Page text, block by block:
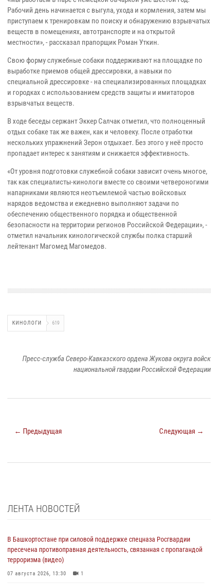
Рабочий день начинается с выгула, ухода и кормления, затем мы
приступаем к тренировкам по поиску и обнаружению взрывчатых
веществ в помещениях, автотранспорте и на открытой
местности», - рассказал прапорщик Роман Уткин.
Свою форму служебные собаки поддерживают на площадке по
выработке приемов общей дрессировки, а навыки по
специальной дрессировке - на специализированных площадках
и городках с использованием средств защиты и имитаторов
взрывчатых веществ.
В ходе беседы сержант Эккер Салчак отметил, что полноценный
отдых собаке так же важен, как и человеку. После отработки
нескольких упражнений Зерон отдыхает. Без этого у неё просто
пропадает интерес к занятиям и снижается эффективность.
«От уровня подготовки служебной собаки зависит очень многое,
так как специалисты-кинологи вместе со своими четвероногими
напарниками являются неотъемлемой частью войсковых
нарядов ведомства и ежедневно выполняют задачи по
обеспечению общественного порядка и общественной
безопасности на территории регионов Российской Федерации», -
отметил начальник кинологической службы полка старший
лейтенант Магомед Магомедов.
КИНОЛОГИ 619
Пресс-служба Северо-Кавказского ордена Жукова округа войск
национальной гвардии Российской Федерации
← Предыдущая Следующая →
ЛЕНТА НОВОСТЕЙ
В Башкортостане при силовой поддержке спецназа Росгвардии
пресечена противоправная деятельность, связанная с пропагандой
терроризма (видео)
07 августа 2026, 13:30 1